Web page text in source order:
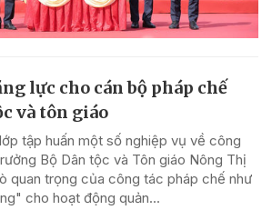
lực cho cán bộ pháp chế
và tôn giáo
tập huấn một số nghiệp vụ về công
Bộ Dân tộc và Tôn giáo Nông Thị
quan trọng của công tác pháp chế như
cho hoạt động quản...